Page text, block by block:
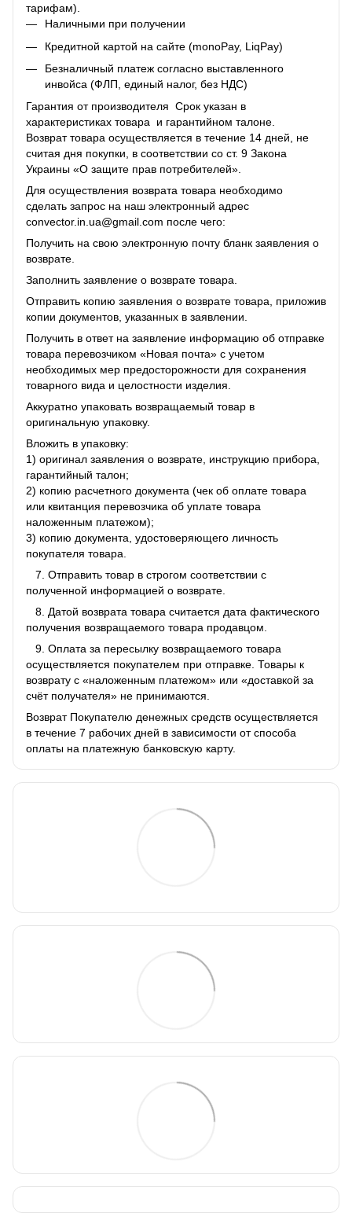
тарифам).
Наличными при получении
Кредитной картой на сайте (monoPay, LiqPay)
Безналичный платеж согласно выставленного
инвойса (ФЛП, единый налог, без НДС)
Гарантия от производителя Срок указан в
характеристиках товара и гарантийном талоне.
Возврат товара осуществляется в течение 14 дней, не
считая дня покупки, в соответствии со ст. 9 Закона
Украины «О защите прав потребителей».
Для осуществления возврата товара необходимо
сделать запрос на наш электронный адрес
convector.in.ua@gmail.com после чего:
Получить на свою электронную почту бланк заявления о
возврате.
Заполнить заявление о возврате товара.
Отправить копию заявления о возврате товара, приложив
копии документов, указанных в заявлении.
Получить в ответ на заявление информацию об отправке
товара перевозчиком «Новая почта» с учетом
необходимых мер предосторожности для сохранения
товарного вида и целостности изделия.
Аккуратно упаковать возвращаемый товар в
оригинальную упаковку.
Вложить в упаковку:
1) оригинал заявления о возврате, инструкцию прибора,
гарантийный талон;
2) копию расчетного документа (чек об оплате товара
или квитанция перевозчика об уплате товара
наложенным платежом);
3) копию документа, удостоверяющего личность
покупателя товара.
7. Отправить товар в строгом соответствии с
полученной информацией о возврате.
8. Датой возврата товара считается дата фактического
получения возвращаемого товара продавцом.
9. Оплата за пересылку возвращаемого товара
осуществляется покупателем при отправке. Товары к
возврату с «наложенным платежом» или «доставкой за
счёт получателя» не принимаются.
Возврат Покупателю денежных средств осуществляется
в течение 7 рабочих дней в зависимости от способа
оплаты на платежную банковскую карту.